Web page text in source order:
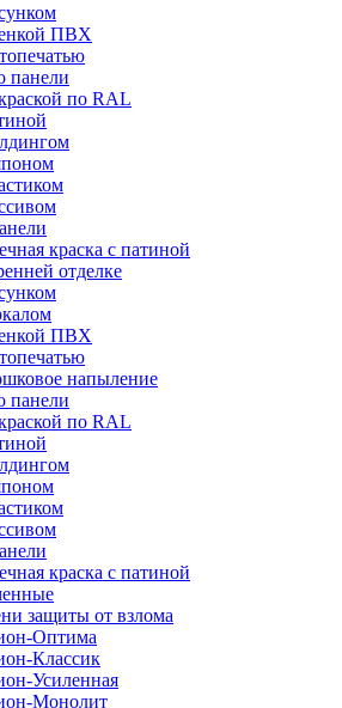
ПВХ
панели
по RAL
краска с патиной
отделке
ПВХ
напыление
панели
по RAL
краска с патиной
защиты от взлома
Оптима
Классик
Усиленная
Монолит